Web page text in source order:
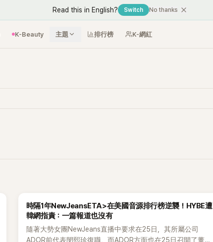
Read this in English? Switch No thanks
K-Beauty 主題 排行榜 K-網紅
時隔1年NewJeansETA>在美國音源排行榜逆襲！HYBE遭
韓網指責：一篇報道也沒有
隨著大勢女團NewJeans直播中要求在25日，其所屬公司
ADOR前代表閔熙珍復職，而ADOR方面也在25日召開了董事